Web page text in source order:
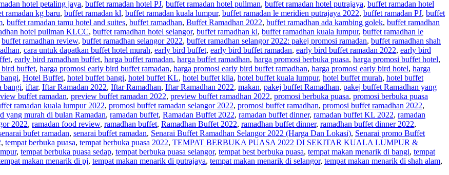
hotel petaling jaya, buffet ramadan hotel PJ, buffet ramadan hotel pullman, buffet ramadan hotel putrajaya, buffet ramadan hotel
ramadan kg baru, buffet ramadan kl, buffet ramadan kuala lumpur, buffet ramadan le meridien putrajaya 2022, buffet ramadan PJ, buffet
, buffet ramadan tamu hotel and suites, buffet ramadhan, Buffet Ramadhan 2022, buffet ramadhan ada kambing golek, buffet ramadhan
hotel pullman KLCC, buffet ramadhan hotel selangor, buffet ramadhan kl, buffet ramadhan kuala lumpur, buffet ramadhan le
buffet ramadhan review, buffet ramadhan selangor 2022, buffet ramadhan selangor 2022: pakej promosi ramadan, buffet ramadhan shah
, cara untuk dapatkan buffet hotel murah, early bird buffet, early bird buffet ramadan, early bird buffet ramadan 2022, early bird
, early bird ramadhan buffet, harga buffet ramadan, harga buffet ramadhan, harga promosi berbuka puasa, harga promosi buffet hotel,
bird buffet, harga promosi early bird buffet ramadan, harga promosi early bird buffet ramadhan, harga promosi early bird hotel, harga
, Hotel Buffet, hotel buffet bangi, hotel buffet KL, hotel buffet klia, hotel buffet kuala lumpur, hotel buffet murah, hotel buffet
bangi, iftar, Iftar Ramadan 2022, Iftar Ramadhan, Iftar Ramadhan 2022, makan, pakej buffet Ramadhan, pakej buffet Ramadhan yang
buffet ramadan, preview buffet ramadan 2022, preview buffet ramadhan 2022, promosi berbuka puasa, promosi berbuka puasa
ramadan kuala lumpur 2022, promosi buffet ramadan selangor 2022, promosi buffet ramadhan, promosi buffet ramadhan 2022,
yang murah di bulan Ramadan, ramadan buffet, Ramadan Buffet 2022, ramadan buffet dinner, ramadan buffet KL 2022, ramadan
2022, ramadan food review, ramadhan buffet, Ramadhan Buffet 2022, ramadhan buffet dinner, ramadhan buffet dinner 2022,
bufet ramadan, senarai buffet ramadan, Senarai Buffet Ramadhan Selangor 2022 (Harga Dan Lokasi), Senarai promo Buffet
, tempat berbuka puasa, tempat berbuka puasa 2022, TEMPAT BERBUKA PUASA 2022 DI SEKITAR KUALA LUMPUR &
, tempat berbuka puasa sedap, tempat berbuka puasa selangor, tempat best berbuka puasa, tempat makan menarik di bangi, tempat
makan menarik di pj, tempat makan menarik di putrajaya, tempat makan menarik di selangor, tempat makan menarik di shah alam,